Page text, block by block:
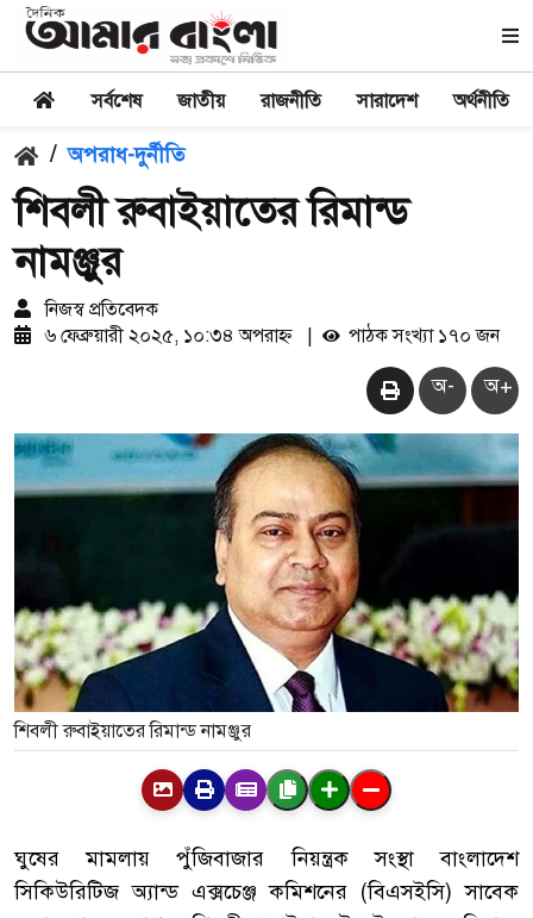
সর্বশেষ জাতীয় রাজনীতি সারাদেশ অর্থনীতি
/ অপরাধ-দুর্নীতি
শিবলী রুবাইয়াতের রিমান্ড
নামঞ্জুর
নিজস্ব প্রতিবেদক
৬ ফেব্রুয়ারী ২০২৫, ১০:৩৪ অপরাহ্ন
পাঠক সংখ্যা ১৭০ জন
অ- অ+
শিবলী রুবাইয়াতের রিমান্ড নামঞ্জুর
ঘুষের মামলায় পুঁজিবাজার নিয়ন্ত্রক সংস্থা বাংলাদেশ
সিকিউরিটিজ অ্যান্ড এক্সচেঞ্জ কমিশনের (বিএসইসি) সাবেক